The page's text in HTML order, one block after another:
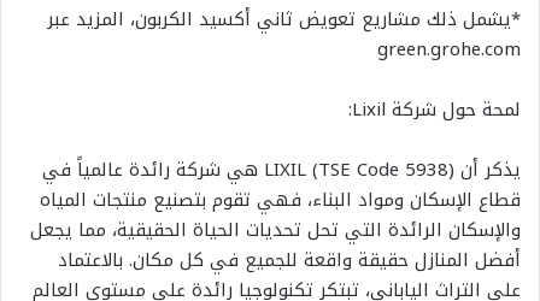
*يشمل ذلك مشاريع تعويض ثاني أكسيد الكربون، المزيد عبر
green.grohe.com
لمحة حول شركة Lixil
:
يذكر أن
هي شركة رائدة عالمياً في
قطاع الإسكان ومواد البناء، فهي تقوم بتصنيع منتجات المياه
والإسكان الرائدة التي تحل تحديات الحياة الحقيقية، مما يجعل
أفضل المنازل حقيقة واقعة للجميع في كل مكان. بالاعتماد
على التراث الياباني، تبتكر تكنولوجيا رائدة على مستوى العالم